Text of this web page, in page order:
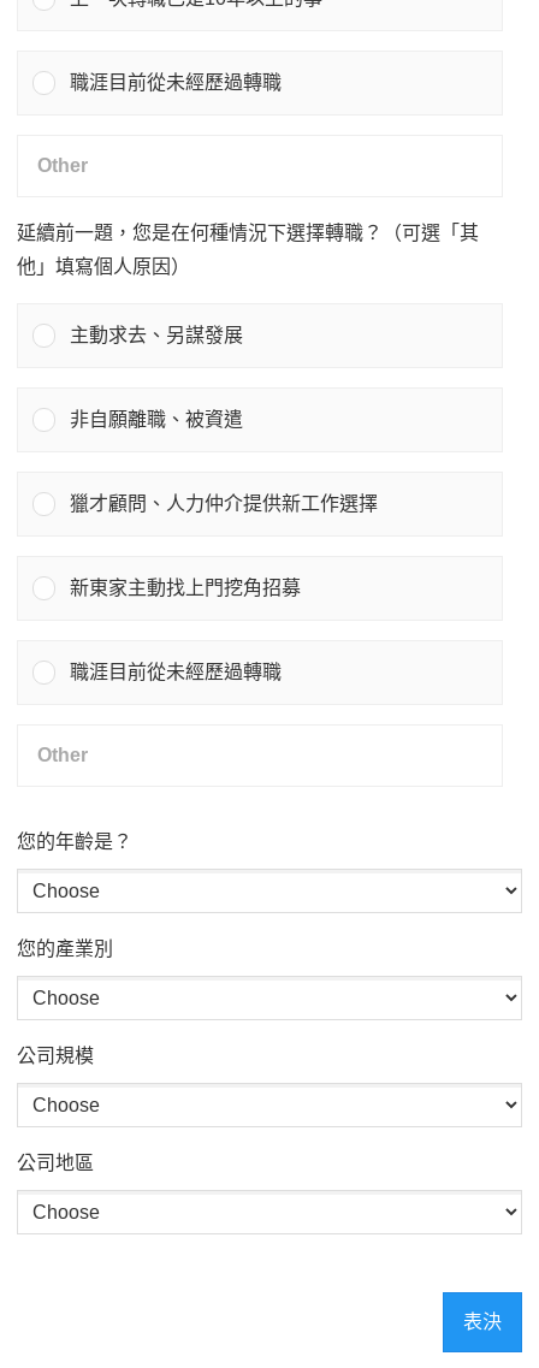
職涯目前從未經歷過轉職
延續前一題，您是在何種情況下選擇轉職？（可選「其
他」填寫個人原因）
主動求去、另謀發展
非自願離職、被資遣
獵才顧問、人力仲介提供新工作選擇
新東家主動找上門挖角招募
職涯目前從未經歷過轉職
您的年齡是？
您的產業別
公司規模
公司地區
表決